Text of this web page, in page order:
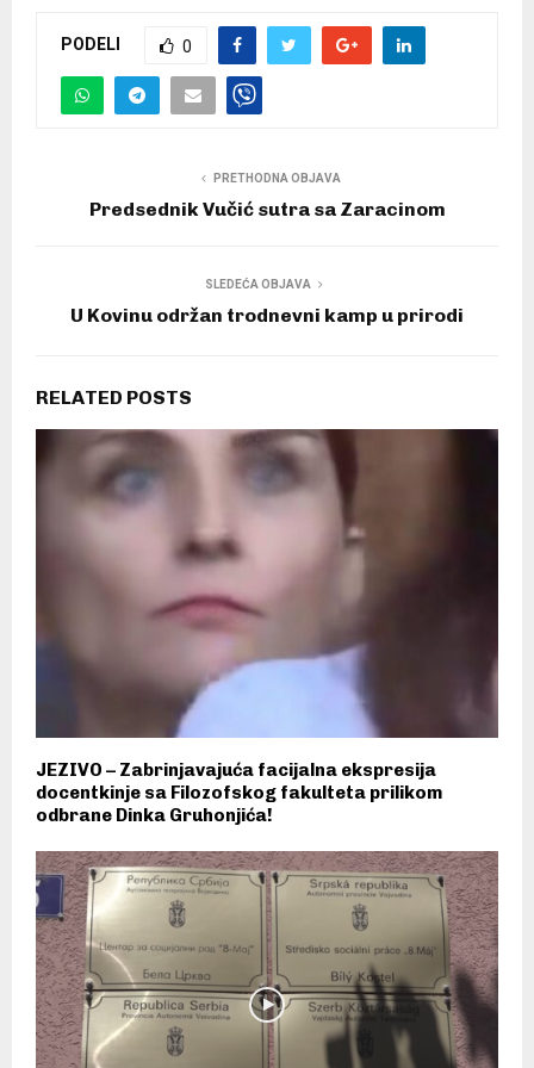
PODELI 0
PRETHODNA OBJAVA
Predsednik Vučić sutra sa Zaracinom
SLEDEĆA OBJAVA
U Kovinu održan trodnevni kamp u prirodi
RELATED POSTS
JEZIVO – Zabrinjavajuća facijalna ekspresija
docentkinje sa Filozofskog fakulteta prilikom
odbrane Dinka Gruhonjića!